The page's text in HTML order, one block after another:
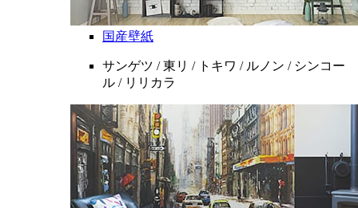
国産壁紙
サンゲツ / 東リ / トキワ / ルノン / シンコー
ル / リリカラ